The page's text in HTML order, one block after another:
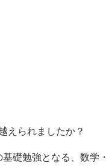
えられましたか？
礎勉強となる、数学・